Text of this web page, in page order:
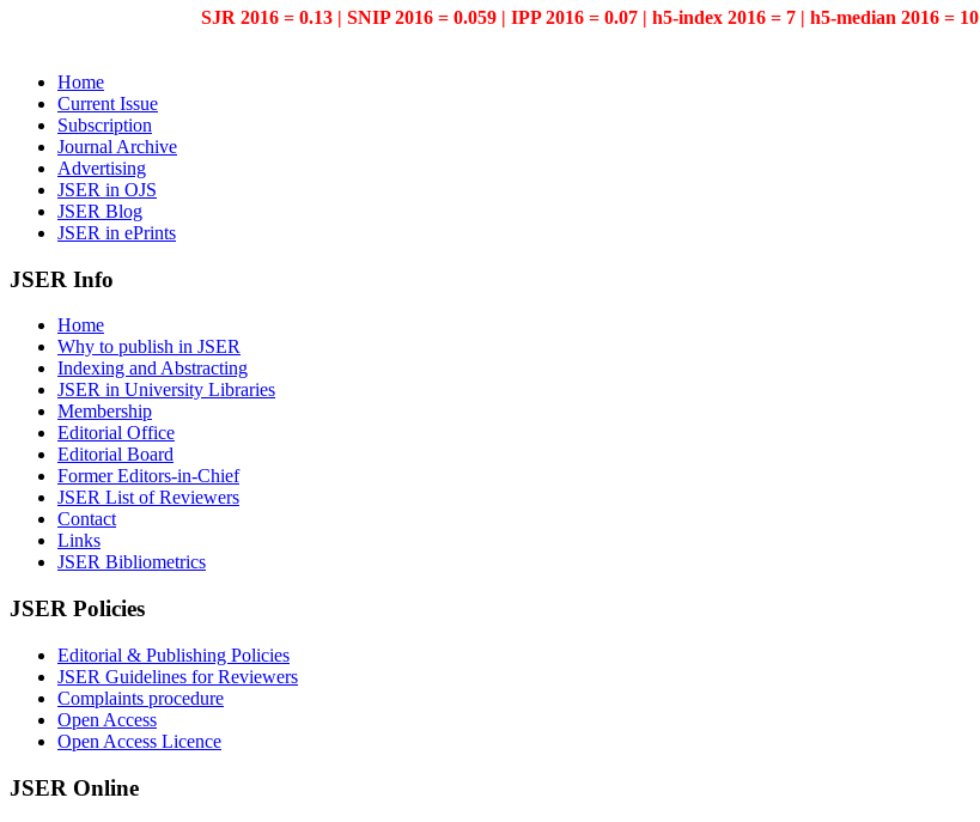
SJR 2016 = 0.13 | SNIP 2016 = 0.059 | IPP 2016 = 0.07 | h5-index 2016 = 7 | h5-median 2016 = 10
Home
Current Issue
Subscription
Journal Archive
Advertising
JSER in OJS
JSER Blog
JSER in ePrints
JSER Info
Home
Why to publish in JSER
Indexing and Abstracting
JSER in University Libraries
Membership
Editorial Office
Editorial Board
Former Editors-in-Chief
JSER List of Reviewers
Contact
Links
JSER Bibliometrics
JSER Policies
Editorial & Publishing Policies
JSER Guidelines for Reviewers
Complaints procedure
Open Access
Open Access Licence
JSER Online